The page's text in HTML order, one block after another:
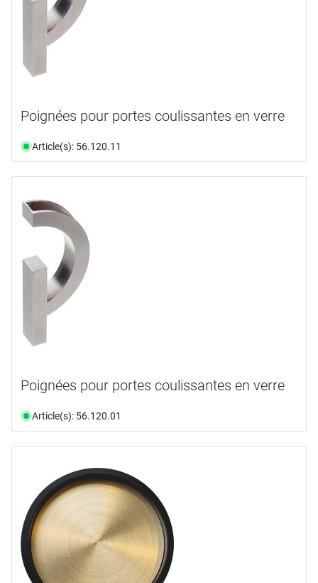
Poignées pour portes coulissantes en verre
Article(s): 56.120.11
Poignées pour portes coulissantes en verre
Article(s): 56.120.01